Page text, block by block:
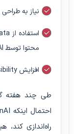
نیاز به
محتوا توسط AI
افزایش visibility در پاسخ‌های AI با تمرکز بر کیفیت و اعتبار
طی چند هفته
احتمال اینکه OpenAI یک رقیب برای
راه‌اندازی